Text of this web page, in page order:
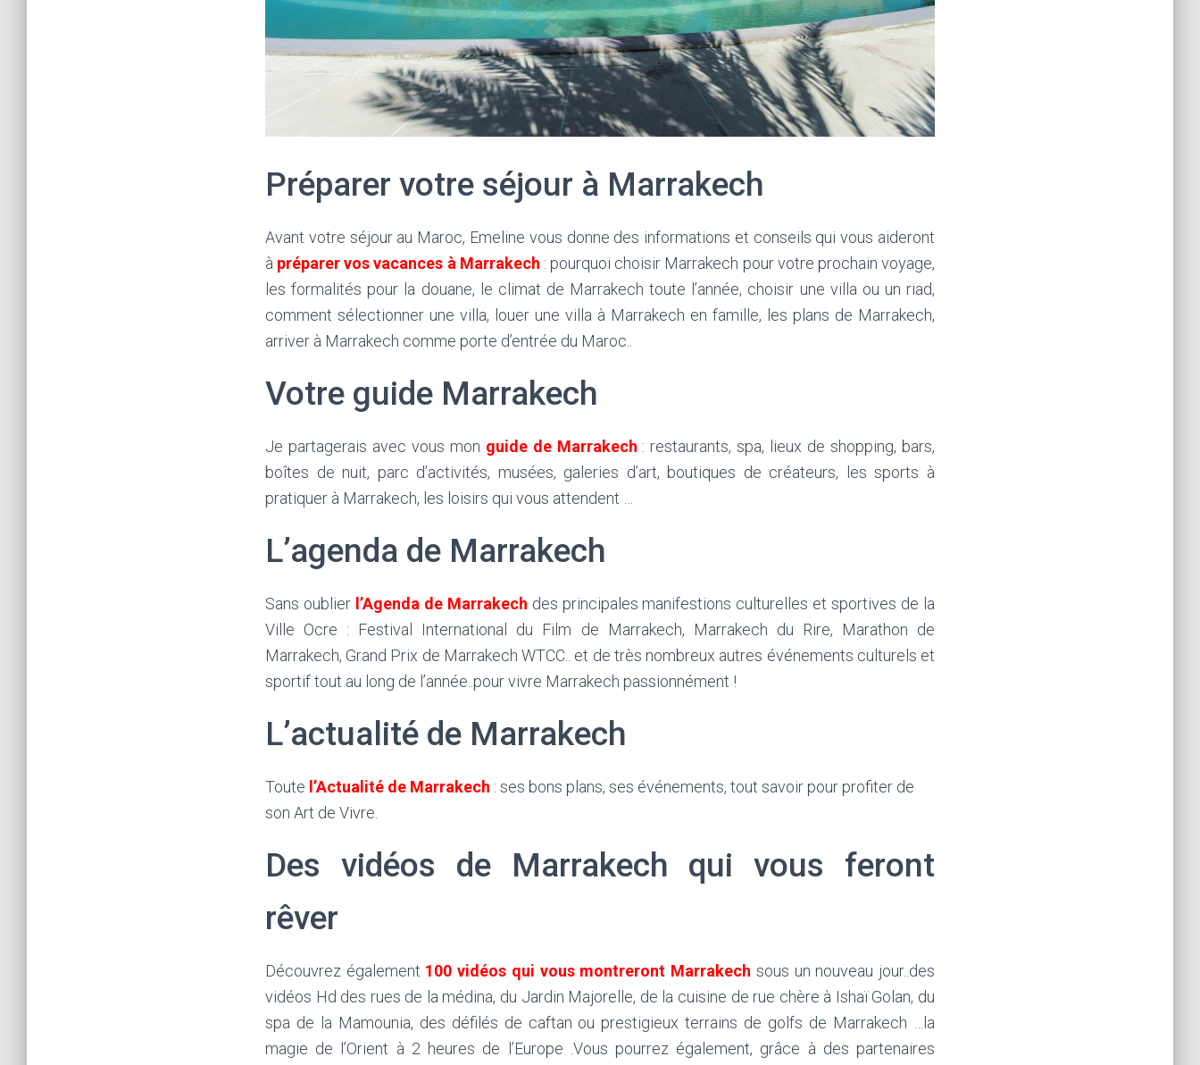
Préparer votre séjour à Marrakech
Avant votre séjour au Maroc, Emeline vous donne des informations et conseils qui vous aideront
à préparer vos vacances à Marrakech : pourquoi choisir Marrakech pour votre prochain voyage,
les formalités pour la douane, le climat de Marrakech toute l’année, choisir une villa ou un riad,
comment sélectionner une villa, louer une villa à Marrakech en famille, les plans de Marrakech,
arriver à Marrakech comme porte d’entrée du Maroc..
Votre guide Marrakech
Je partagerais avec vous mon guide de Marrakech : restaurants, spa, lieux de shopping, bars,
boîtes de nuit, parc d’activités, musées, galeries d’art, boutiques de créateurs, les sports à
pratiquer à Marrakech, les loisirs qui vous attendent …
L’agenda de Marrakech
Sans oublier l’Agenda de Marrakech des principales manifestions culturelles et sportives de la
Ville Ocre : Festival International du Film de Marrakech, Marrakech du Rire, Marathon de
Marrakech, Grand Prix de Marrakech WTCC.. et de très nombreux autres événements culturels et
sportif tout au long de l’année..pour vivre Marrakech passionnément !
L’actualité de Marrakech
Toute l’Actualité de Marrakech : ses bons plans, ses événements, tout savoir pour profiter de
son Art de Vivre.
Des vidéos de Marrakech qui vous feront
rêver
Découvrez également 100 vidéos qui vous montreront Marrakech sous un nouveau jour..des
vidéos Hd des rues de la médina, du Jardin Majorelle, de la cuisine de rue chère à Ishaï Golan, du
spa de la Mamounia, des défilés de caftan ou prestigieux terrains de golfs de Marrakech …la
magie de l’Orient à 2 heures de l’Europe .Vous pourrez également, grâce à des partenaires